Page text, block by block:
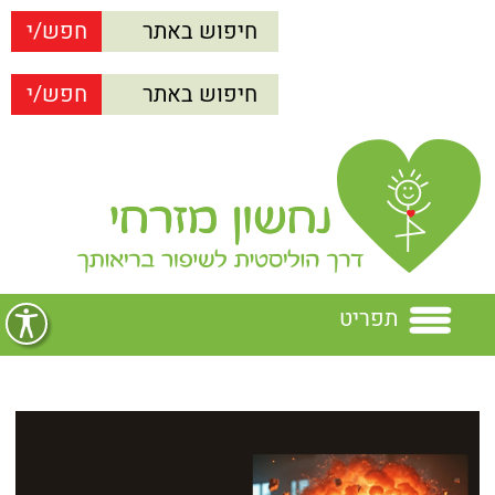
תפריט
נחשון מזרחי